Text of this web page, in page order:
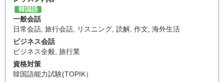
韓国語
一般会話
日常会話 旅行会話 リスニング 読解 作文 海外生活
ビジネス会話
ビジネス全般 旅行業
資格対策
韓国語能力試験(TOPIK）